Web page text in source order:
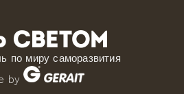
по миру саморазвития
by